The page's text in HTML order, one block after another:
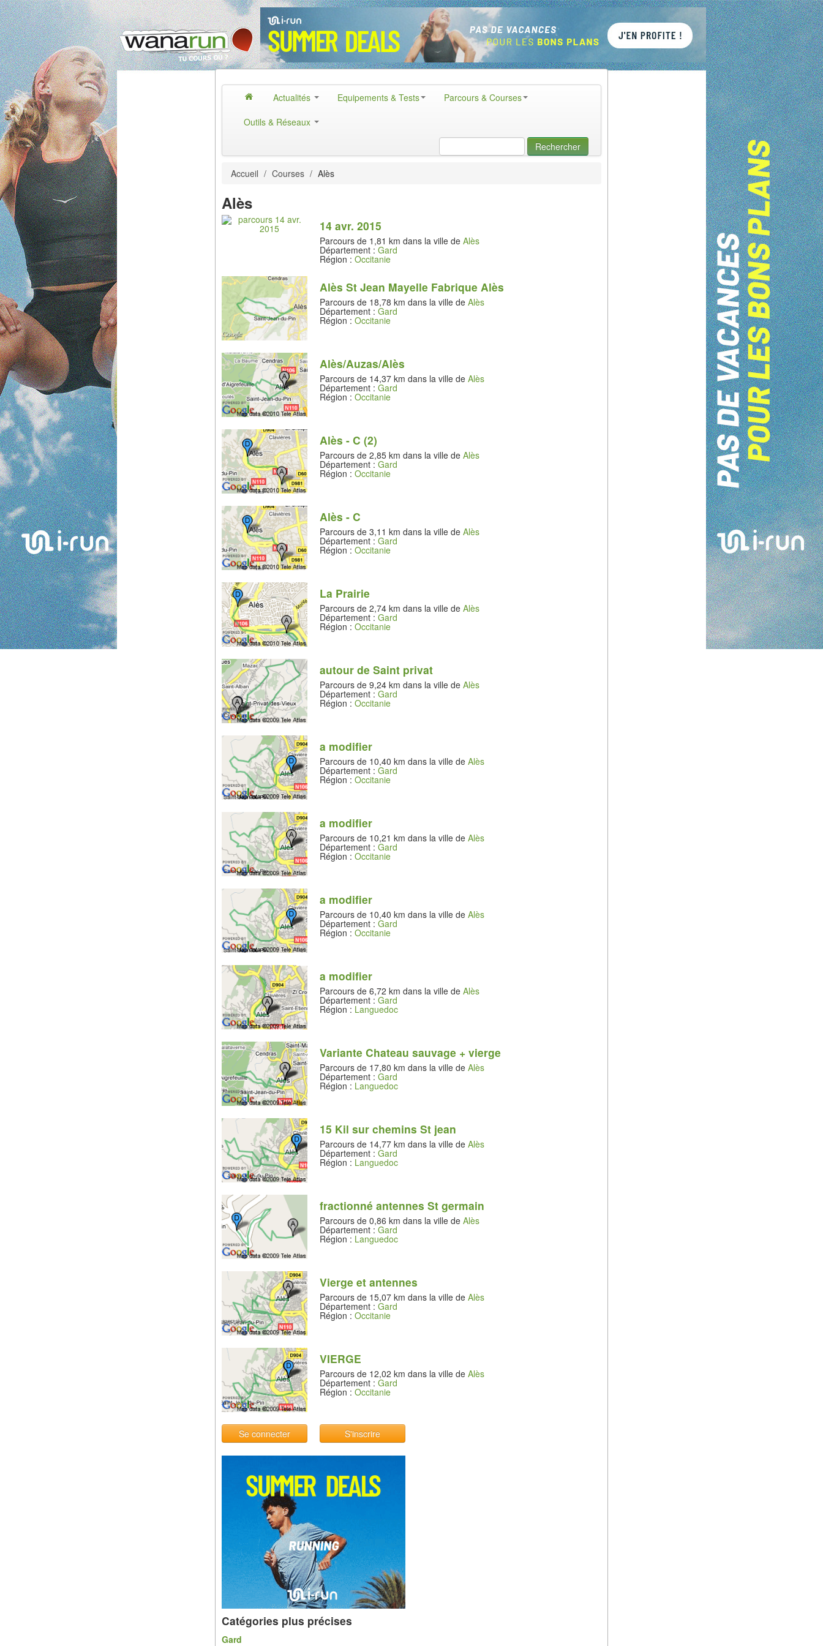
Actualités Equipements & Tests
Parcours & Courses
Outils & Réseaux
Rechercher
Accueil / Courses / Alès
Alès
14 avr. 2015
Parcours de 1,81 km dans la ville de Alès
Département : Gard
Région : Occitanie
Alès St Jean Mayelle Fabrique Alès
Parcours de 18,78 km dans la ville de Alès
Département : Gard
Région : Occitanie
Alès/Auzas/Alès
Parcours de 14,37 km dans la ville de Alès
Département : Gard
Région : Occitanie
Alès - C (2)
Parcours de 2,85 km dans la ville de Alès
Département : Gard
Région : Occitanie
Alès - C
Parcours de 3,11 km dans la ville de Alès
Département : Gard
Région : Occitanie
La Prairie
Parcours de 2,74 km dans la ville de Alès
Département : Gard
Région : Occitanie
autour de Saint privat
Parcours de 9,24 km dans la ville de Alès
Département : Gard
Région : Occitanie
a modifier
Parcours de 10,40 km dans la ville de Alès
Département : Gard
Région : Occitanie
a modifier
Parcours de 10,21 km dans la ville de Alès
Département : Gard
Région : Occitanie
a modifier
Parcours de 10,40 km dans la ville de Alès
Département : Gard
Région : Occitanie
a modifier
Parcours de 6,72 km dans la ville de Alès
Département : Gard
Région : Languedoc
Variante Chateau sauvage + vierge
Parcours de 17,80 km dans la ville de Alès
Département : Gard
Région : Languedoc
15 Kil sur chemins St jean
Parcours de 14,77 km dans la ville de Alès
Département : Gard
Région : Languedoc
fractionné antennes St germain
Parcours de 0,86 km dans la ville de Alès
Département : Gard
Région : Languedoc
Vierge et antennes
Parcours de 15,07 km dans la ville de Alès
Département : Gard
Région : Occitanie
VIERGE
Parcours de 12,02 km dans la ville de Alès
Département : Gard
Région : Occitanie
Se connecter S'inscrire
Catégories plus précises
Gard